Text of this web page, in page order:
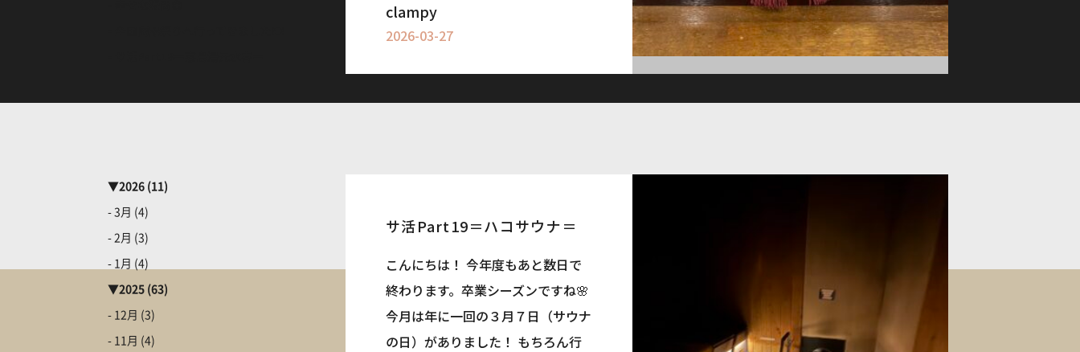
clampy
2026-03-27
サ活Part19＝ハコサウナ＝
こんにちは！ 今年度もあと数日で
終わります。卒業シーズンですね🌸
今月は年に一回の３月７日（サウナ
の日）がありました！ もちろん行
▼2026 (11)
- 3月 (4)
- 2月 (3)
- 1月 (4)
▼2025 (63)
- 12月 (3)
- 11月 (4)